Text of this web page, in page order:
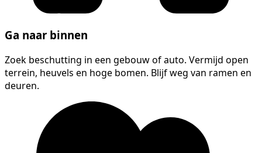
Ga naar binnen
Zoek beschutting in een gebouw of auto. Vermijd open
terrein, heuvels en hoge bomen. Blijf weg van ramen en
deuren.